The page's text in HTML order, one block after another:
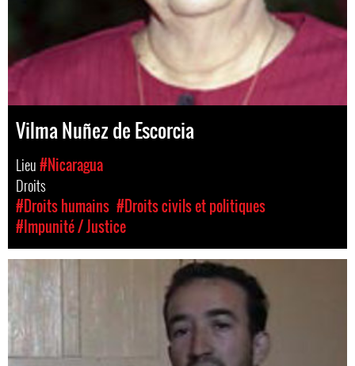
Vilma Nuñez de Escorcia
Lieu#Nicaragua
Droits
#Droits humains #Droits civils et politiques
#Impunité / Justice